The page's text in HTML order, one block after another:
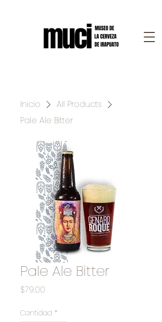
Inicio
All Products
Pale Ale Bitter
Pale Ale Bitter
$79.00
Cantidad *